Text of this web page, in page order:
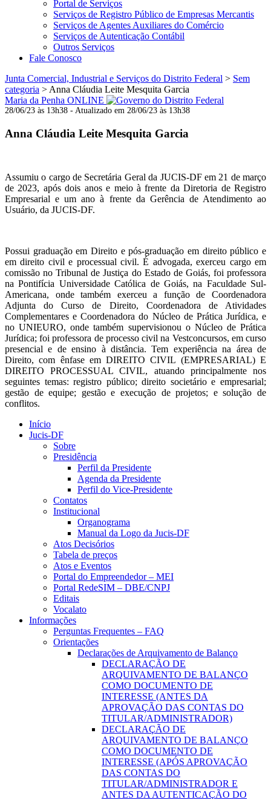
Portal de Serviços
Serviços de Registro Público de Empresas Mercantis
Serviços de Agentes Auxiliares do Comércio
Serviços de Autenticação Contábil
Outros Serviços
Fale Conosco
Junta Comercial, Industrial e Serviços do Distrito Federal > Sem
categoria > Anna Cláudia Leite Mesquita Garcia
Maria da Penha ONLINE
28/06/23 às 13h38 - Atualizado em 28/06/23 às 13h38
Anna Cláudia Leite Mesquita Garcia
Assumiu o cargo de Secretária Geral da JUCIS-DF em 21 de março
de 2023, após dois anos e meio à frente da Diretoria de Registro
Empresarial e um ano à frente da Gerência de Atendimento ao
Usuário, da JUCIS-DF.
Possui graduação em Direito e pós-graduação em direito público e
em direito civil e processual civil. É advogada, exerceu cargo em
comissão no Tribunal de Justiça do Estado de Goiás, foi professora
na Pontifícia Universidade Católica de Goiás, na Faculdade Sul-
Americana, onde também exerceu a função de Coordenadora
Adjunta do Curso de Direito, Coordenadora de Atividades
Complementares e Coordenadora do Núcleo de Prática Jurídica, e
no UNIEURO, onde também supervisionou o Núcleo de Prática
Jurídica; foi professora de processo civil na Vestconcursos, em curso
presencial e de ensino à distância. Tem experiência na área de
Direito, com ênfase em DIREITO CIVIL (EMPRESARIAL) E
DIREITO PROCESSUAL CIVIL, atuando principalmente nos
seguintes temas: registro público; direito societário e empresarial;
gestão de equipe; gestão e execução de projetos; e solução de
conflitos.
Início
Jucis-DF
Sobre
Presidência
Perfil da Presidente
Agenda da Presidente
Perfil do Vice-Presidente
Contatos
Institucional
Organograma
Manual da Logo da Jucis-DF
Atos Decisórios
Tabela de preços
Atos e Eventos
Portal do Empreendedor – MEI
Portal RedeSIM – DBE/CNPJ
Editais
Vocalato
Informações
Perguntas Frequentes – FAQ
Orientações
Declarações de Arquivamento de Balanço
DECLARAÇÃO DE
ARQUIVAMENTO DE BALANÇO
COMO DOCUMENTO DE
INTERESSE (ANTES DA
APROVAÇÃO DAS CONTAS DO
TITULAR/ADMINISTRADOR)
DECLARAÇÃO DE
ARQUIVAMENTO DE BALANÇO
COMO DOCUMENTO DE
INTERESSE (APÓS APROVAÇÃO
DAS CONTAS DO
TITULAR/ADMINISTRADOR E
ANTES DA AUTENTICAÇÃO DO